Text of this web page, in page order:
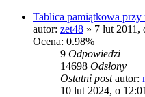
Tablica pamiątkowa przy
autor: zet48 » 7 lut 2011,
Ocena: 0.98%
9 Odpowiedzi
14698 Odsłony
Ostatni postautor:
10 lut 2024, o 12:01